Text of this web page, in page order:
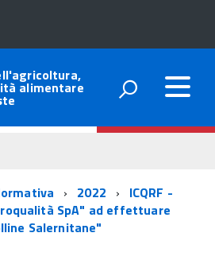
alimentare
2022
ICQRF -
SpA" ad effettuare
Salernitane"